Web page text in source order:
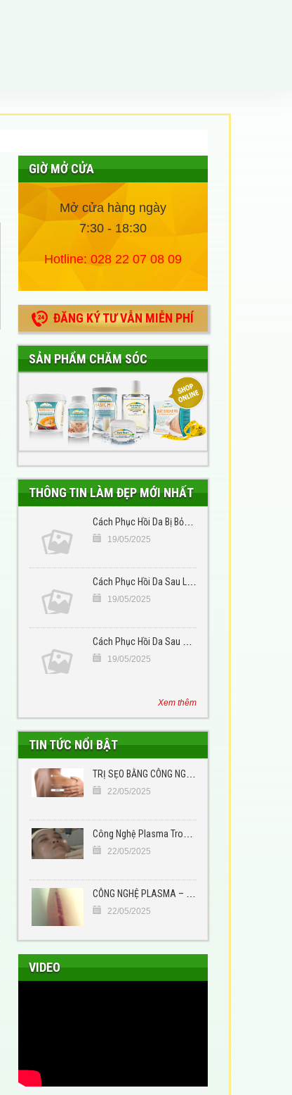
GIỜ MỞ CỬA
Mở cửa hàng ngày
7:30 - 18:30
Hotline: 028 22 07 08 09
ĐĂNG KÝ TƯ VẪN MIỄN PHÍ
SẢN PHẨM CHĂM SÓC
THÔNG TIN LÀM ĐẸP MỚI NHẤT
19/05/2025
19/05/2025
19/05/2025
Xem thêm
TIN TỨC NỔI BẬT
22/05/2025
22/05/2025
22/05/2025
VIDEO